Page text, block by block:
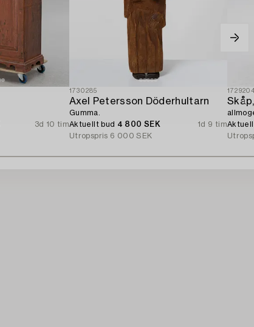
3d 10 tim
1730285
Axel Petersson Döderhultarn
Gumma.
Aktuellt bud 4 800 SEK
1d 9 tim
Utropspris 6 000 SEK
Skåp,